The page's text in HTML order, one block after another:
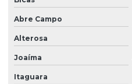
Abre Campo
Alterosa
Joaíma
Itaguara